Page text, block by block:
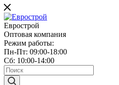
Еврострой
Оптовая компания
Режим работы:
Пн-Пт: 09:00-18:00
Сб: 10:00-14:00